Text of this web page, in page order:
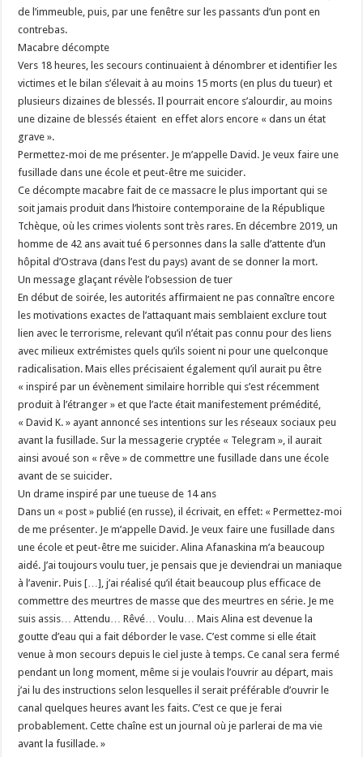
de l’immeuble, puis, par une fenêtre sur les passants d’un pont en
contrebas.
Macabre décompte
Vers 18 heures, les secours continuaient à dénombrer et identifier les
victimes et le bilan s’élevait à au moins 15 morts (en plus du tueur) et
plusieurs dizaines de blessés. Il pourrait encore s’alourdir, au moins
une dizaine de blessés étaient en effet alors encore « dans un état
grave ».
Permettez-moi de me présenter. Je m’appelle David. Je veux faire une
fusillade dans une école et peut-être me suicider.
Ce décompte macabre fait de ce massacre le plus important qui se
soit jamais produit dans l’histoire contemporaine de la République
Tchèque, où les crimes violents sont très rares. En décembre 2019, un
homme de 42 ans avait tué 6 personnes dans la salle d’attente d’un
hôpital d’Ostrava (dans l’est du pays) avant de se donner la mort.
Un message glaçant révèle l’obsession de tuer
En début de soirée, les autorités affirmaient ne pas connaître encore
les motivations exactes de l’attaquant mais semblaient exclure tout
lien avec le terrorisme, relevant qu’il n’était pas connu pour des liens
avec milieux extrémistes quels qu’ils soient ni pour une quelconque
radicalisation. Mais elles précisaient également qu’il aurait pu être
« inspiré par un évènement similaire horrible qui s’est récemment
produit à l’étranger » et que l’acte était manifestement prémédité,
« David K. » ayant annoncé ses intentions sur les réseaux sociaux peu
avant la fusillade. Sur la messagerie cryptée « Telegram », il aurait
ainsi avoué son « rêve » de commettre une fusillade dans une école
avant de se suicider.
Un drame inspiré par une tueuse de 14 ans
Dans un « post » publié (en russe), il écrivait, en effet: « Permettez-moi
de me présenter. Je m’appelle David. Je veux faire une fusillade dans
une école et peut-être me suicider. Alina Afanaskina m’a beaucoup
aidé. J’ai toujours voulu tuer, je pensais que je deviendrai un maniaque
à l’avenir. Puis […], j’ai réalisé qu’il était beaucoup plus efficace de
commettre des meurtres de masse que des meurtres en série. Je me
suis assis… Attendu… Rêvé… Voulu… Mais Alina est devenue la
goutte d’eau qui a fait déborder le vase. C’est comme si elle était
venue à mon secours depuis le ciel juste à temps. Ce canal sera fermé
pendant un long moment, même si je voulais l’ouvrir au départ, mais
j’ai lu des instructions selon lesquelles il serait préférable d’ouvrir le
canal quelques heures avant les faits. C’est ce que je ferai
probablement. Cette chaîne est un journal où je parlerai de ma vie
avant la fusillade. »